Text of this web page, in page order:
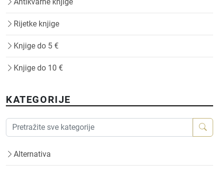
Rijetke knjige
Knjige do 5 €
Knjige do 10 €
KATEGORIJE
Alternativa